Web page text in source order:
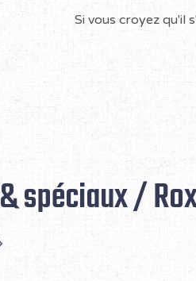
Si vous croyez qu'il
& spéciaux /